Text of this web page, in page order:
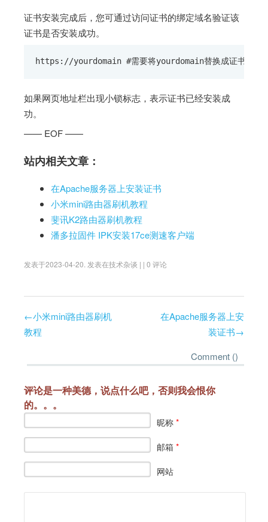
证书安装完成后，您可通过访问证书的绑定域名验证该
证书是否安装成功。
https://yourdomain #需要将yourdomain替换成证书绑定
如果网页地址栏出现小锁标志，表示证书已经安装成
功。
—— EOF ——
站内相关文章：
在Apache服务器上安装证书
小米mini路由器刷机教程
斐讯K2路由器刷机教程
潘多拉固件 IPK安装17ce测速客户端
发表于2023-04-20 发表在技术杂谈 | | 0 评论
Post navigation
←小米mini路由器刷机
教程
在Apache服务器上安
装证书→
Comment ()
评论是一种美德，说点什么吧，否则我会恨你
的。。。
昵称 *
邮箱 *
网站